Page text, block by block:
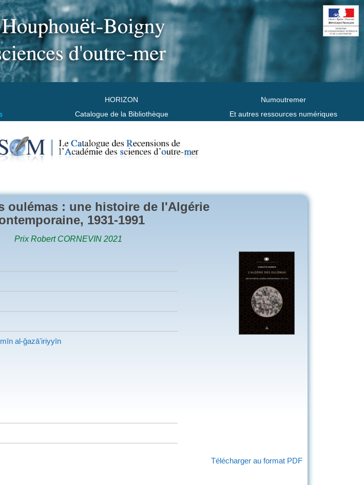
HORIZON
Catalogue de la Bibliothèque
Numoutremer
Et autres ressources numériques
oulémas : une histoire de l'Algérie
1931-1991
Prix Robert CORNEVIN 2021
al-ǧazāʼiriyyīn
Télécharger au format PDF